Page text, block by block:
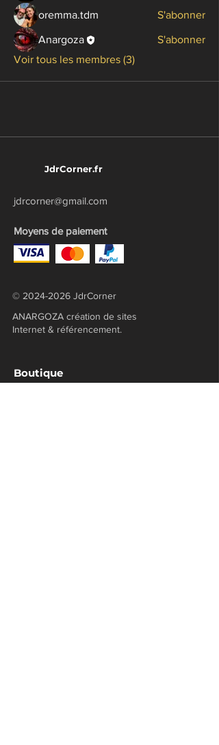
oremma.tdm S'abonner
Anargoza
S'abonner
Voir tous les membres (3)
JdrCorner.fr
jdrcorner@gmail.com
Moyens de paiement
© 2024-2026 JdrCorner
ANARGOZA création de sites
Internet & référencement.
Boutique